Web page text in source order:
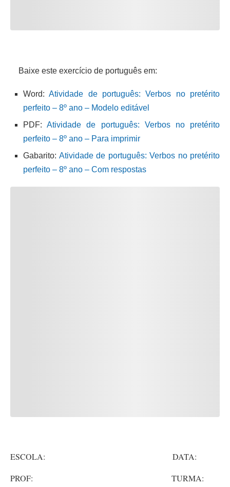
Baixe este exercício de português em:
Word:Atividade de português: Verbos no pretérito
perfeito – 8º ano – Modelo editável
PDF:Atividade de português: Verbos no pretérito
perfeito – 8º ano – Para imprimir
Gabarito: Atividade de português: Verbos no pretérito
perfeito – 8º ano – Com respostas
ESCOLA: DATA:
PROF: TURMA: